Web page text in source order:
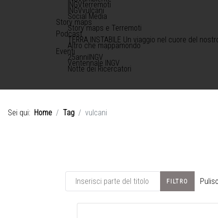
INGVterremoti
INGVvulcani
Social Media
Story maps
Story maps e Terremoti
Podcast
TERRA INSTABILE Un viaggio nel cuore del
Altro che mappamondo
Eventi
25anniINGV
Ventennale INGV
Notte dei Ricercatori
Sei qui: Home Tag vulcani
Inserisci parte del titolo FILTRO